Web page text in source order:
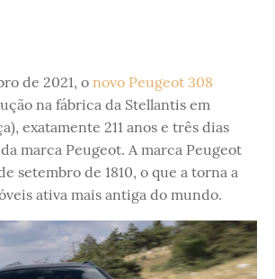
de 2021, onovo Peugeot 308
na fábrica da Stellantis em
exatamente 211 anos e três dias
marca Peugeot. A marca Peugeot
setembro de 1810, o que a torna a
ativa mais antiga do mundo.